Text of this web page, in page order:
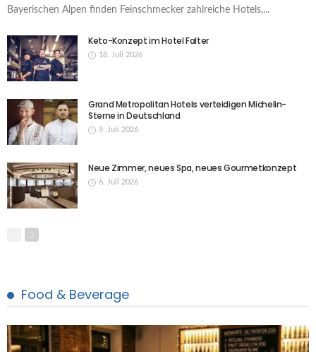
Bayerischen Alpen finden Feinschmecker zahlreiche Hotels,...
Keto-Konzept im Hotel Falter
18. Juli 2026
Grand Metropolitan Hotels verteidigen Michelin-
Sterne in Deutschland
9. Juli 2026
Neue Zimmer, neues Spa, neues Gourmetkonzept
6. Juli 2026
Food & Beverage